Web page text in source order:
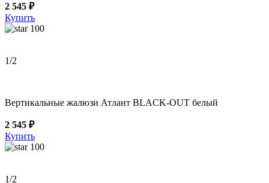
2 545 ₽
Купить
100
1/2
Вертикальные жалюзи Атлант BLACK-OUT белый
2 545 ₽
Купить
100
1/2